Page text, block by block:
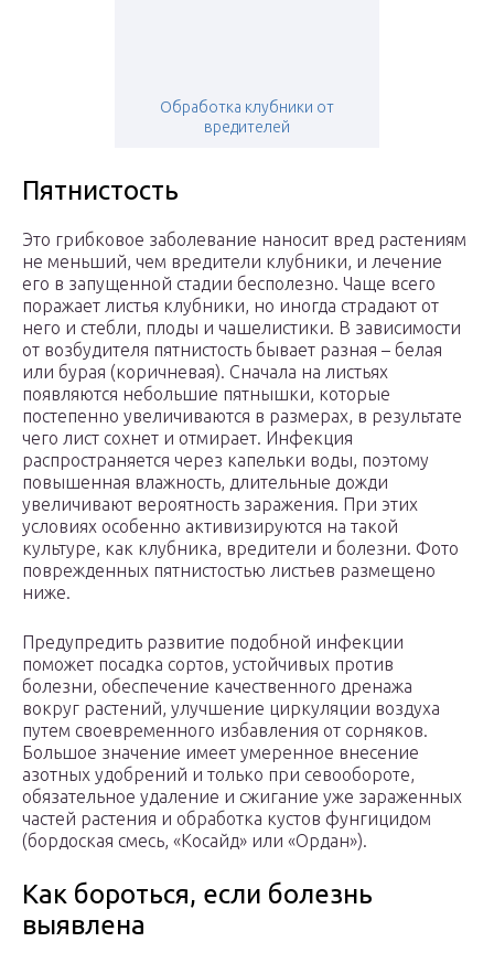
Обработка клубники от
вредителей
Пятнистость
Это грибковое заболевание наносит вред растениям
не меньший, чем вредители клубники, и лечение
его в запущенной стадии бесполезно. Чаще всего
поражает листья клубники, но иногда страдают от
него и стебли, плоды и чашелистики. В зависимости
от возбудителя пятнистость бывает разная – белая
или бурая (коричневая). Сначала на листьях
появляются небольшие пятнышки, которые
постепенно увеличиваются в размерах, в результате
чего лист сохнет и отмирает. Инфекция
распространяется через капельки воды, поэтому
повышенная влажность, длительные дожди
увеличивают вероятность заражения. При этих
условиях особенно активизируются на такой
культуре, как клубника, вредители и болезни. Фото
поврежденных пятнистостью листьев размещено
ниже.
Предупредить развитие подобной инфекции
поможет посадка сортов, устойчивых против
болезни, обеспечение качественного дренажа
вокруг растений, улучшение циркуляции воздуха
путем своевременного избавления от сорняков.
Большое значение имеет умеренное внесение
азотных удобрений и только при севообороте,
обязательное удаление и сжигание уже зараженных
частей растения и обработка кустов фунгицидом
(бордоская смесь, «Косайд» или «Ордан»).
Как бороться, если болезнь
выявлена